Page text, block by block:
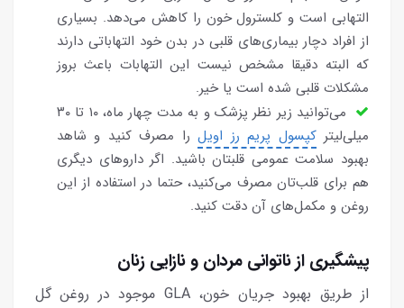
التهابی است و کلسترول خون را کاهش می‌دهد. بسیاری
از افراد دچار بیماری‌های قلبی در بدن خود التهاباتی دارند
که البته دقیقا مشخص نیست این التهابات باعث بروز
مشکلات قلبی شده است یا خیر.
می‌توانید زیر نظر پزشک و به مدت چهار ماه، ۱۰ تا ۳۰
میلی‌لیترکپسول پریم رز اویلرا مصرف کنید و شاهد
بهبود سلامت عمومی قلبتان باشید. اگر داروهای دیگری
هم برای قلب‌تان مصرف می‌کنید، حتما در استفاده از این
روغن و مکمل‌های آن دقت کنید.
پیشگیری از ناتوانی مردان و نازایی زنان
از طریق بهبود جریان خون، GLA موجود در روغن گل